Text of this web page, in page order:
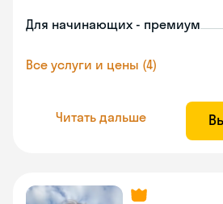
Для начинающих - премиум
Все услуги и цены (4)
Читать дальше